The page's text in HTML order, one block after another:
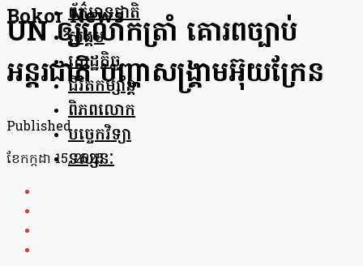
Bokor News
ព័ត៌មានជាតិ
សង្គម
សេដ្ឋកិច្ច
ជីវិតកម្សាន្ត
ពិភពលោក
បច្ចេកវិទ្យា
ទស្សនៈ
UN ឲ្យលោកត្រាំ គោរពច្បាប់
អន្តរជាតិ បញ្ហាសង្គ្រាមអ៊ុយក្រែន
Published
ខែ​កក្កដា 15, 2025